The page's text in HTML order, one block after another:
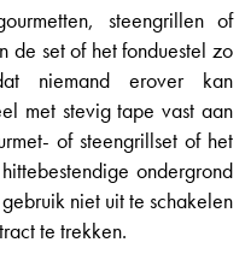
steengrillen of
de set of het fonduestel zo
niemand erover kan
met stevig tape vast aan
of steengrillset of het
ondergrond
niet uit te schakelen
te trekken.